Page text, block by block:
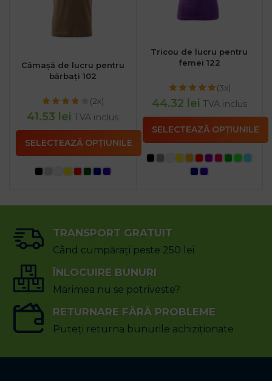
Cămașă de lucru pentru
bărbați 102
(2x)
41.53 lei TVA inclus
SELECTEAZĂ OPȚIUNILE
Tricou de lucru pentru
femei 122
(3x)
44.32 lei TVA inclus
SELECTEAZĂ OPȚIUNILE
TRANSPORT GRATUIT
Când cumpărați peste 250 lei
ÎNLOCUIRE BUNURI
Marimea nu se potriveste?
RETURNARE FĂRĂ PROBLEME
Puteți returna bunurile achiziționate